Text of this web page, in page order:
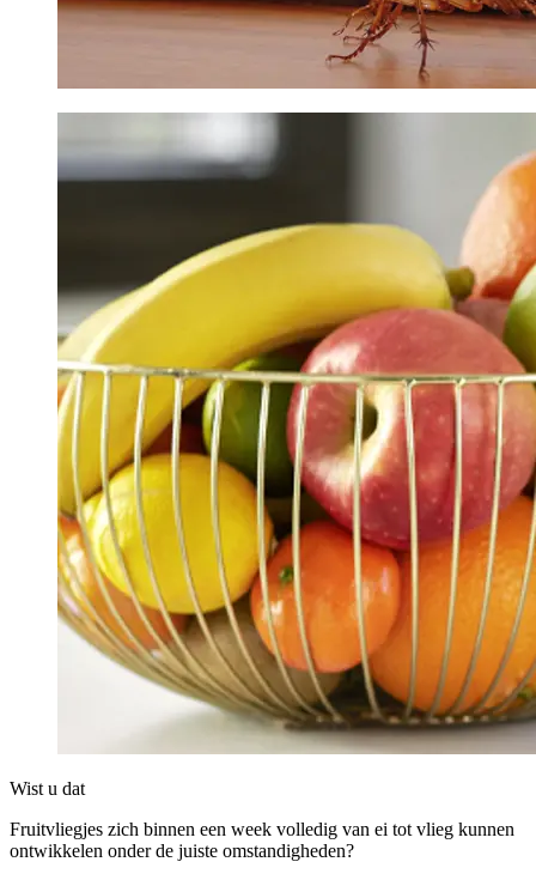
Wist u dat
Fruitvliegjes zich binnen een week volledig van ei tot vlieg kunnen
ontwikkelen onder de juiste omstandigheden?